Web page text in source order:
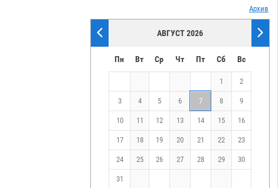
Архив
АВГУСТ 2026
Пн Вт Ср Чт Пт Сб Вс
1 2
3 4 5 6 7 8 9
10 11 12 13 14 15 16
17 18 19 20 21 22 23
24 25 26 27 28 29 30
31